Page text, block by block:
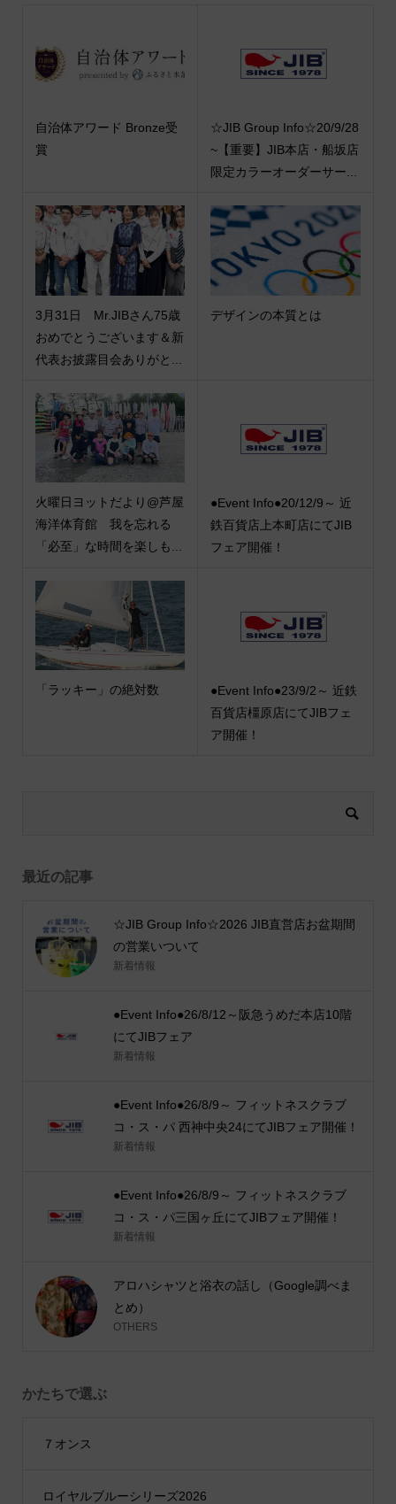
自治体アワード Bronze受
賞
☆JIB Group Info☆20/9/28
~【重要】JIB本店・船坂店
限定カラーオーダーサー...
3月31日 Mr.JIBさん75歳
おめでとうございます＆新
代表お披露目会ありがと...
デザインの本質とは
火曜日ヨットだより@芦屋
海洋体育館 我を忘れる
「必至」な時間を楽しも...
●Event Info●20/12/9～ 近
鉄百貨店上本町店にてJIB
フェア開催！
「ラッキー」の絶対数
●Event Info●23/9/2～ 近鉄
百貨店橿原店にてJIBフェ
ア開催！
最近の記事
☆JIB Group Info☆2026 JIB直営店お盆期間
の営業いついて
新着情報
●Event Info●26/8/12～阪急うめだ本店10階
にてJIBフェア
新着情報
●Event Info●26/8/9～ フィットネスクラブ
コ・ス・パ 西神中央24にてJIBフェア開催！
新着情報
●Event Info●26/8/9～ フィットネスクラブ
コ・ス・パ三国ヶ丘にてJIBフェア開催！
新着情報
アロハシャツと浴衣の話し（Google調べま
とめ）
OTHERS
かたちで選ぶ
７オンス
ロイヤルブルーシリーズ2026